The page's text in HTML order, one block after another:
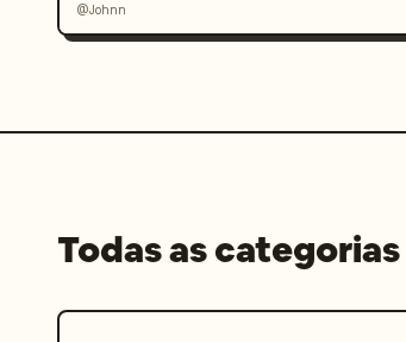
@Johnn
Todas as